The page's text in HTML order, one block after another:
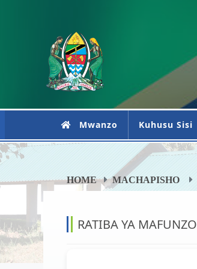
Mwanzo Kuhusu Sisi
HOME MACHAPISHO
RATIBA YA MAFUNZO